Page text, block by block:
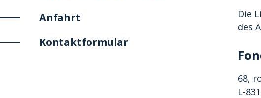
Anfahrt
Kontaktformular
Die
des
68,
L-